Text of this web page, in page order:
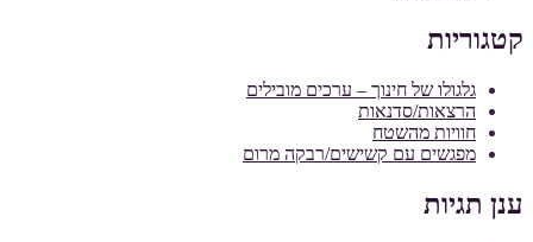
קטגוריות
גלגולו של חינוך – ערכים מובילים
הרצאות/סדנאות
חוויות מהשטח
מפגשים עם קשישים/רבקה מרום
ענן תגיות